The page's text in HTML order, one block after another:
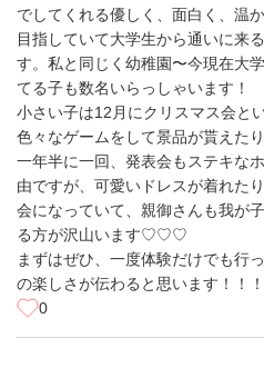
でしてくれる優しく、面白く、温
目指していて大学生から通いに来
す。私と同じく幼稚園〜今現在大
てる子も数名いらっしゃいます！
小さい子は12月にクリスマス会と
色々なゲームをして景品が貰えた
一年半に一回、発表会もステキな
由ですが、可愛いドレスが着れた
会になっていて、親御さんも我が
る方が沢山います♡♡♡
まずはぜひ、一度体験だけでも行
の楽しさが伝わると思います！！！
0